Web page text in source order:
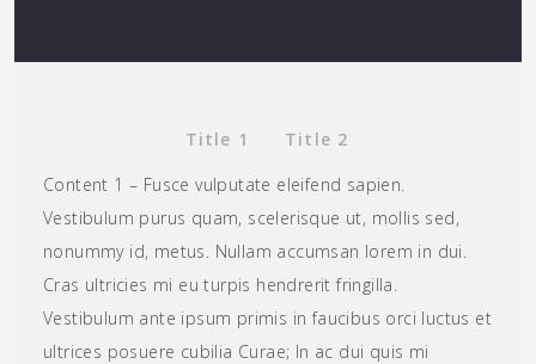
Title 1
Title 2
Content 1 – Fusce vulputate eleifend sapien.
Vestibulum purus quam, scelerisque ut, mollis sed,
nonummy id, metus. Nullam accumsan lorem in dui.
Cras ultricies mi eu turpis hendrerit fringilla.
Vestibulum ante ipsum primis in faucibus orci luctus et
ultrices posuere cubilia Curae; In ac dui quis mi